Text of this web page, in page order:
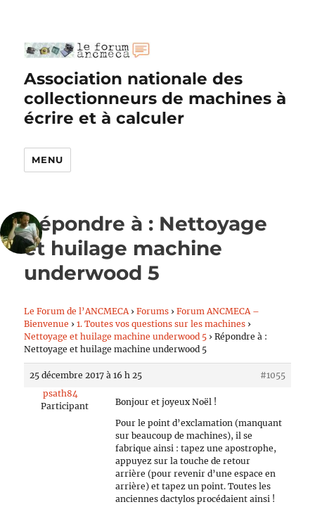
Association nationale des
collectionneurs de machines à
écrire et à calculer
MENU
Répondre à : Nettoyage
et huilage machine
underwood 5
Le Forum de l’ANCMECA › Forums › Forum ANCMECA –
Bienvenue › 1. Toutes vos questions sur les machines ›
Nettoyage et huilage machine underwood 5 › Répondre à :
Nettoyage et huilage machine underwood 5
25 décembre 2017 à 16 h 25
#1055
psath84
Participant
Bonjour et joyeux Noël !
Pour le point d’exclamation (manquant
sur beaucoup de machines), il se
fabrique ainsi : tapez une apostrophe,
appuyez sur la touche de retour
arrière (pour revenir d’une espace en
arrière) et tapez un point. Toutes les
anciennes dactylos procédaient ainsi !